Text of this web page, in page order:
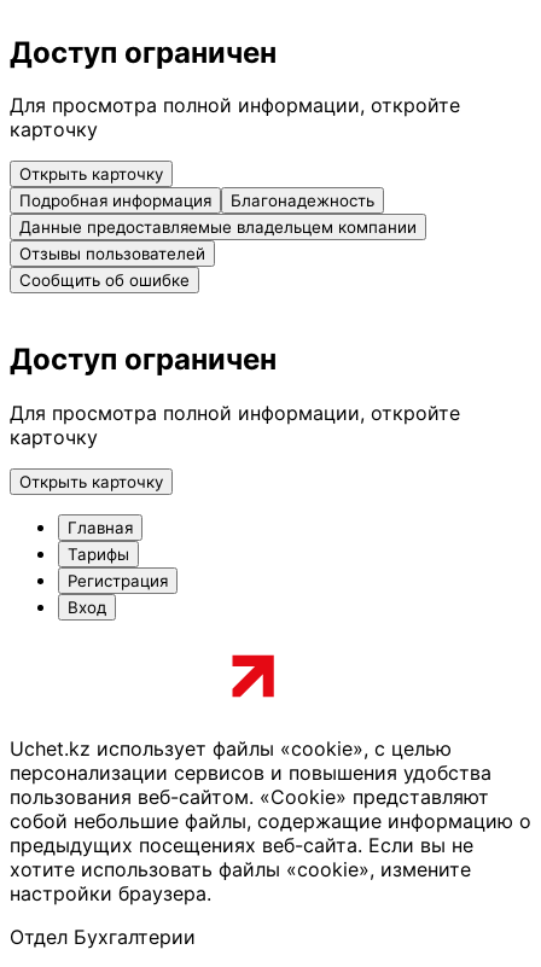
Доступ ограничен
Для просмотра полной информации, откройте
карточку
Открыть карточку
Подробная информация
Благонадежность
Данные предоставляемые владельцем компании
Отзывы пользователей
Сообщить об ошибке
Доступ ограничен
Для просмотра полной информации, откройте
карточку
Открыть карточку
Главная
Тарифы
Регистрация
Вход
Uchet.kz использует файлы «cookie», с целью
персонализации сервисов и повышения удобства
пользования веб-сайтом. «Cookie» представляют
собой небольшие файлы, содержащие информацию о
предыдущих посещениях веб-сайта. Если вы не
хотите использовать файлы «cookie», измените
настройки браузера.
Отдел Бухгалтерии